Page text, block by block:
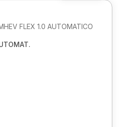
FLEX 1.0 AUTOMATICO